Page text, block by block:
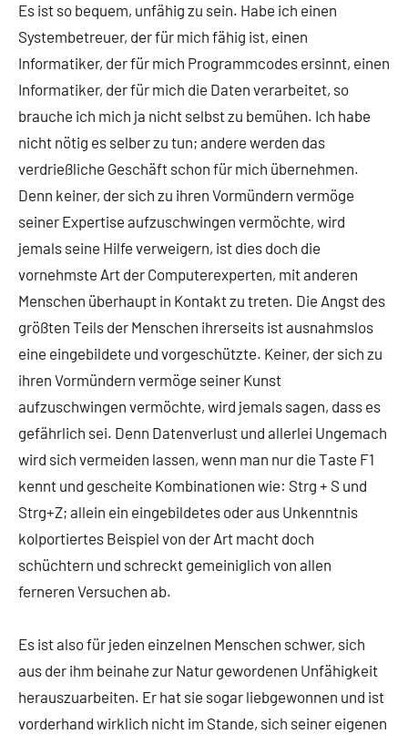
Es ist so be­quem, unfähig zu sein. Habe ich einen
Systembetreuer, der für mich fähig ist, einen
Informatiker, der für mich Programmcodes ersinnt, einen
Informatiker, der für mich die Daten verarbeitet, so
brauche ich mich ja nicht selbst zu bemühen. Ich habe
nicht nötig es selber zu tun; andere werden das
verdrießliche Geschäft schon für mich übernehmen.
Denn keiner, der sich zu ihren Vormündern vermöge
seiner Expertise aufzuschwingen vermöchte, wird
jemals seine Hilfe verweigern, ist dies doch die
vornehmste Art der Computerexperten, mit anderen
Menschen überhaupt in Kontakt zu treten. Die Angst des
größten Teils der Menschen ihrerseits ist ausnahmslos
eine eingebildete und vorgeschützte. Keiner, der sich zu
ihren Vormündern vermöge seiner Kunst
aufzuschwingen ver­möchte, wird jemals sagen, dass es
gefährlich sei. Denn Datenverlust und allerlei Ungemach
wird sich vermeiden lassen, wenn man nur die Taste F1
kennt und gescheite Kombinationen wie: Strg + S und
Strg+Z; allein ein eingebildetes oder aus Unkenntnis
kolportiertes Beispiel von der Art macht doch
schüchtern und schreckt gemeiniglich von allen
ferneren Versuchen ab.
Es ist also für jeden einzelnen Menschen schwer, sich
aus der ihm beinahe zur Natur gewordenen Unfähigkeit
herauszuarbeiten. Er hat sie sogar liebgewonnen und ist
vorderhand wirklich nicht im Stande, sich seiner eigenen